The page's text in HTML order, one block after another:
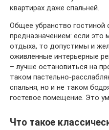
квартирах даже спальней.
Общее убранство гостиной
предназначением: если это
отдыха, то допустимы и
оживленные интерьерные
– лучше остановиться на
таком пастельно-
спальня, но и не таком
гостевое помещение. Это
Что такое